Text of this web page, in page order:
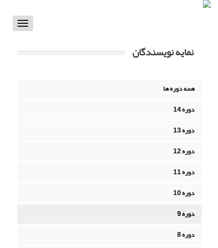
Toggle
نمایه نویسندگان
همه دوره ها
دوره 14
دوره 13
دوره 12
دوره 11
دوره 10
دوره 9
دوره 8